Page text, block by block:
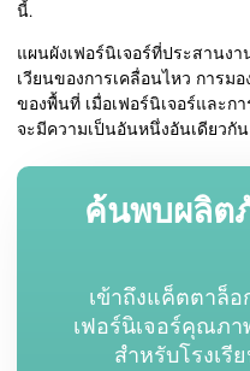
นี้.
แผนผังเฟอร์นิเจอร์ที่ประสานง
เวียนของการเคลื่อนไหว การม
ของพื้นที่ เมื่อเฟอร์นิเจอร์และก
จะมีความเป็นอันหนึ่งอันเดียวกั
ค้นพบผลิต
เข้าถึงแค็ตตาล็
เฟอร์นิเจอร์คุณภ
สำหรับโรงเรี